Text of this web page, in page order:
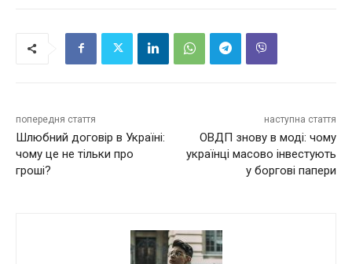
попередня стаття
Шлюбний договір в Україні:
чому це не тільки про
гроші?
наступна стаття
ОВДП знову в моді: чому
українці масово інвестують
у боргові папери